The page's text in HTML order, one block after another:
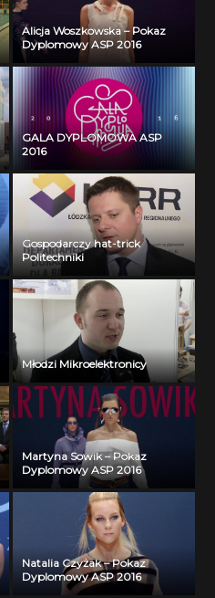
Alicja Woszkowska – Pokaz
Dyplomowy ASP 2016
GALA DYPLOMOWA ASP
2016
Gospodarczy hat-trick
Politechniki
Młodzi Mikroelektronicy
Martyna Sowik – Pokaz
Dyplomowy ASP 2016
Natalia Czyżak – Pokaz
Dyplomowy ASP 2016